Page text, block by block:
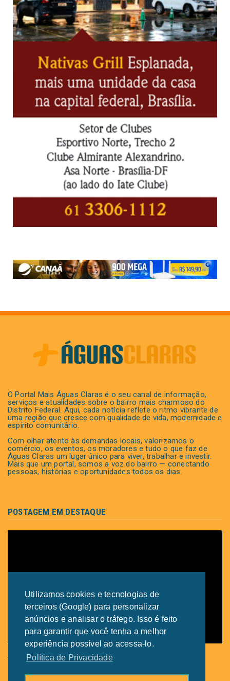
Utilizamos cookies e tecnologias de
terceiros (Google) para personalizar
anúncios e analisar o tráfego. Isso é feito
para garantir que você tenha a melhor
experiência possível ao acessa-lo.
Política de Privacidade
O Portal Mais Águas Claras é o seu canal de informação,
serviços e atualidades sobre o bairro mais charmoso do
Distrito Federal. Aqui, cada notícia reflete o ritmo vibrante de
uma região que cresce com qualidade de vida, modernidade e
espírito comunitário.
Com olhar atento às demandas locais, valorizamos o
comércio, os eventos, os moradores e tudo o que faz de
Águas Claras um lugar único para viver, trabalhar e investir.
Mais que um portal, somos a voz do bairro — conectando
pessoas, histórias e oportunidades todos os dias.
POSTAGEM EM DESTAQUE
Águas Claras recebe grande encontro de síndicos do